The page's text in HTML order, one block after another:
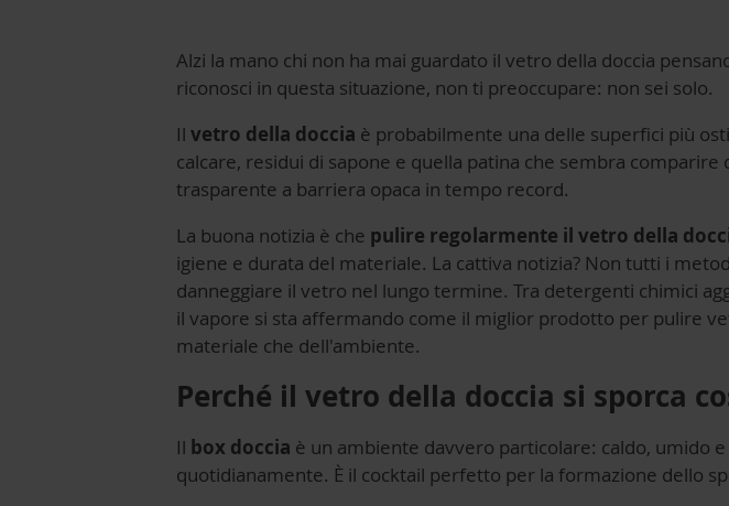
Alzi la mano chi non ha mai guardato il vetro della doccia
riconosci in questa situazione, non ti preoccupare: non sei solo.
Il vetro della doccia è probabilmente una delle superfici più
calcare, residui di sapone e quella patina che sembra
trasparente a barriera opaca in tempo record.
La buona notizia è che pulire regolarmente il vetro della
igiene e durata del materiale. La cattiva notizia? Non tutti i
danneggiare il vetro nel lungo termine. Tra detergenti chimici
il vapore si sta affermando come il miglior prodotto per pulire
materiale che dell'ambiente.
Perché il vetro della doccia si sporca
Il box doccia è un ambiente davvero particolare: caldo, umido
quotidianamente. È il cocktail perfetto per la formazione dello